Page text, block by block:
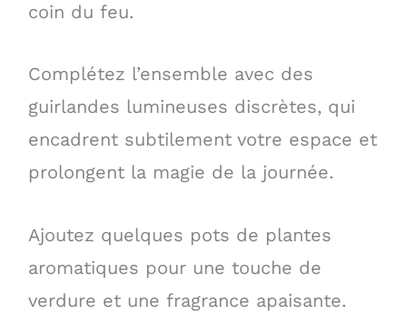
coin du feu.
Complétez l’ensemble avec des
guirlandes lumineuses discrètes, qui
encadrent subtilement votre espace et
prolongent la magie de la journée.
Ajoutez quelques pots de plantes
aromatiques pour une touche de
verdure et une fragrance apaisante.